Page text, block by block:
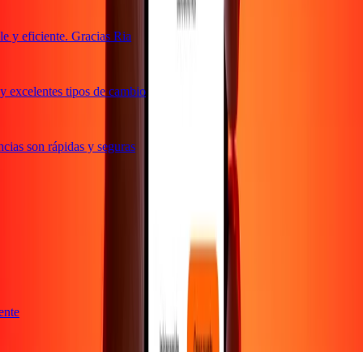
eficiente. Gracias Ria
tipos de cambio
son rápidas y seguras